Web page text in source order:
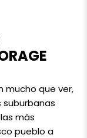
mucho que ver,
más
pueblo a